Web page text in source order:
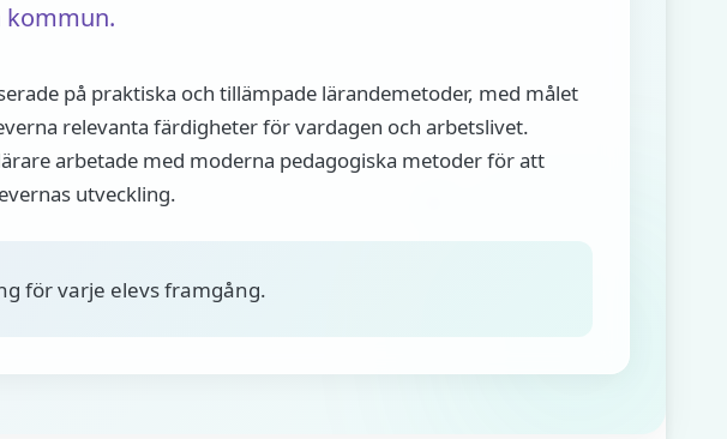
kommun.
på praktiska och tillämpade lärandemetoder, med målet
relevanta färdigheter för vardagen och arbetslivet.
arbetade med moderna pedagogiska metoder för att
utveckling.
för varje elevs framgång.